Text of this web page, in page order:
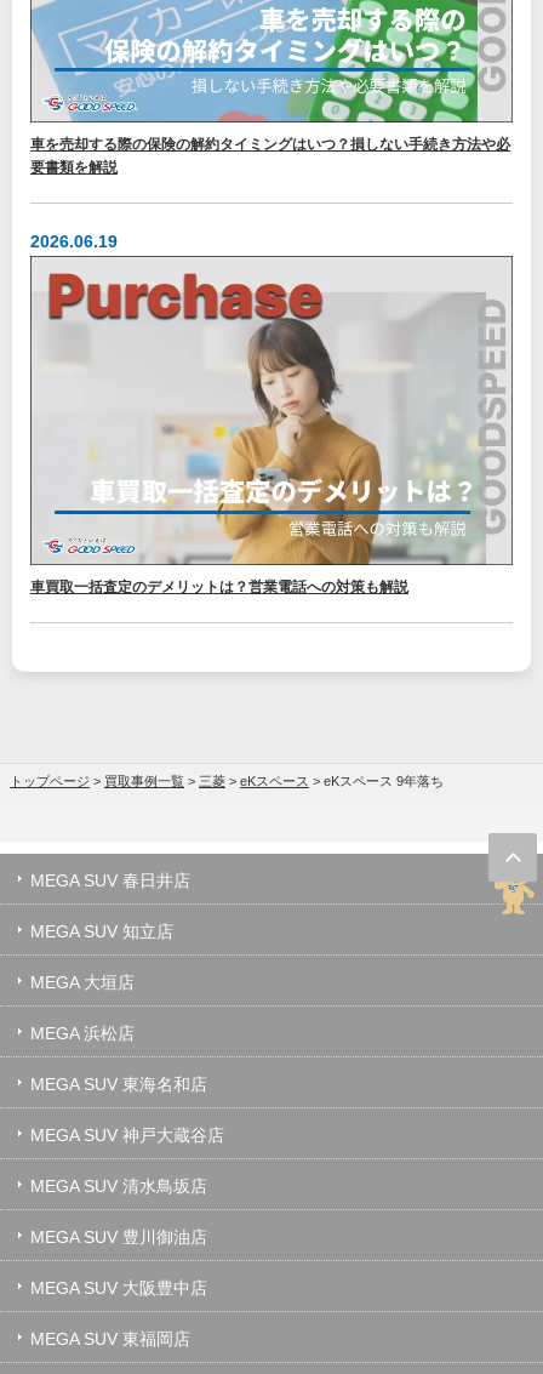
車を売却する際の保険の解約タイミングはいつ？損しない手続き方法や必
要書類を解説
2026.06.19
車買取一括査定のデメリットは？営業電話への対策も解説
トップページ > 買取事例一覧 > 三菱 > eKスペース > eKスペース 9年落ち
MEGA SUV 春日井店
MEGA SUV 知立店
MEGA 大垣店
MEGA 浜松店
MEGA SUV 東海名和店
MEGA SUV 神戸大蔵谷店
MEGA SUV 清水鳥坂店
MEGA SUV 豊川御油店
MEGA SUV 大阪豊中店
MEGA SUV 東福岡店